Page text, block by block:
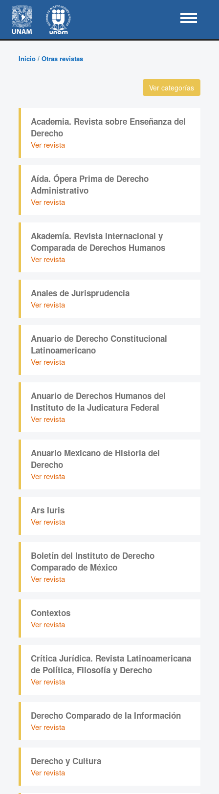
Inicio/ Otras revistas
Ver categorías
Academia. Revista sobre Enseñanza del
Derecho
Ver revista
Aída. Ópera Prima de Derecho
Administrativo
Ver revista
Akademía. Revista Internacional y
Comparada de Derechos Humanos
Ver revista
Anales de Jurisprudencia
Ver revista
Anuario de Derecho Constitucional
Latinoamericano
Ver revista
Anuario de Derechos Humanos del
Instituto de la Judicatura Federal
Ver revista
Anuario Mexicano de Historia del
Derecho
Ver revista
Ars Iuris
Ver revista
Boletín del Instituto de Derecho
Comparado de México
Ver revista
Contextos
Ver revista
Crítica Jurídica. Revista Latinoamericana
de Política, Filosofía y Derecho
Ver revista
Derecho Comparado de la Información
Ver revista
Derecho y Cultura
Ver revista